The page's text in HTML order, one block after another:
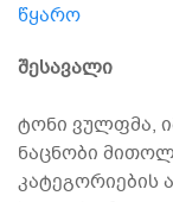
წყარო
შესავალი
ტონი ვულფმა,
ნაცნობი
კატეგორიების